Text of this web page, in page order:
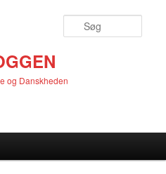
og Danskheden